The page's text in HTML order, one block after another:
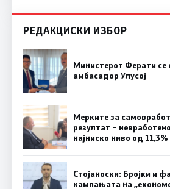
РЕДАКЦИСКИ ИЗБОР
Министерот Ферати се
амбасадор Улусој
Мерките за
резултат –
најниско ниво од 11,3%
Стојаноски: Бројки и
кампањата на